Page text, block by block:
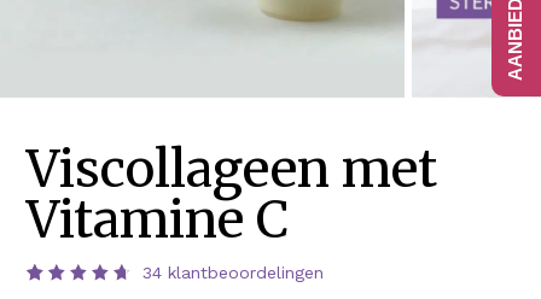
Viscollageen met
Vitamine C
34 klantbeoordelingen